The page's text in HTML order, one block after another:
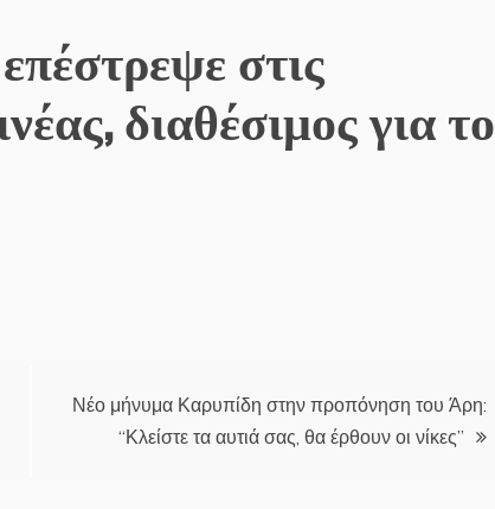
στις
διαθέσιμος για το
Νέο μήνυμα Καρυπίδη στην προπόνηση του Άρη:
“Κλείστε τα αυτιά σας, θα έρθουν οι νίκες”